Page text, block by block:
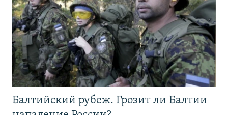
Балтийский рубеж. Грозит ли Балтии